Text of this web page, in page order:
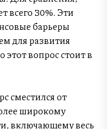
всего 30%. Эти
барьеры
для развития
этот вопрос стоит в
сместился от
широкому
включающему весь